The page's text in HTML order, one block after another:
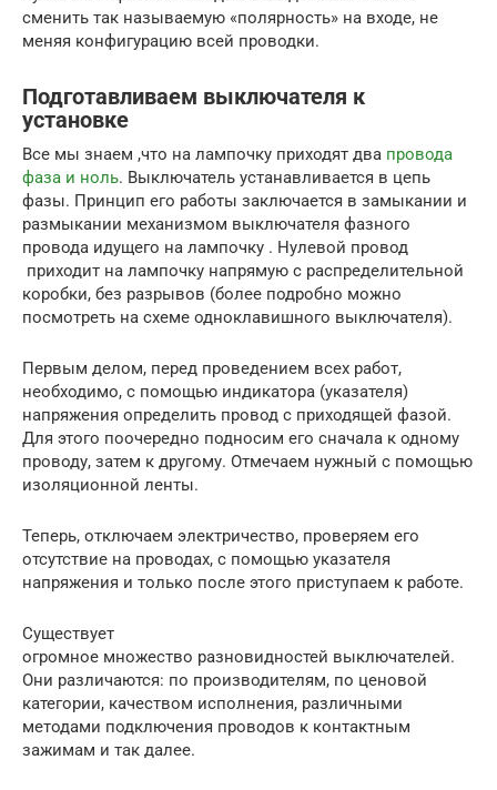
сменить так называемую «полярность» на входе, не
меняя конфигурацию всей проводки.
Подготавливаем выключателя к
установке
Все мы знаем ,что на лампочку приходят два провода
фаза и ноль. Выключатель устанавливается в цепь
фазы. Принцип его работы заключается в замыкании и
размыкании механизмом выключателя фазного
провода идущего на лампочку . Нулевой провод
приходит на лампочку напрямую с распределительной
коробки, без разрывов (более подробно можно
посмотреть на схеме одноклавишного выключателя).
Первым делом, перед проведением всех работ,
необходимо, с помощью индикатора (указателя)
напряжения определить провод с приходящей фазой.
Для этого поочередно подносим его сначала к одному
проводу, затем к другому. Отмечаем нужный с помощью
изоляционной ленты.
Теперь, отключаем электричество, проверяем его
отсутствие на проводах, с помощью указателя
напряжения и только после этого приступаем к работе.
Существует
огромное множество разновидностей выключателей.
Они различаются: по производителям, по ценовой
категории, качеством исполнения, различными
методами подключения проводов к контактным
зажимам и так далее.